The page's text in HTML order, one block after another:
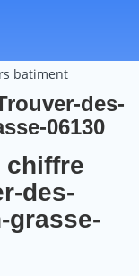
batiment
des-
06130
chiffre
des-
grasse-